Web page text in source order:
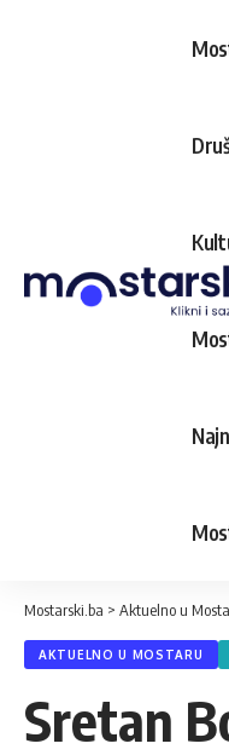
Mostarski.ba > Aktuelno u
AKTUELNO U MOSTARU
Sretan